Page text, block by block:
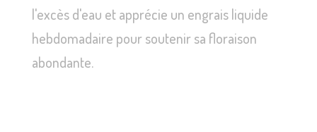
l'excès d'eau et apprécie un engrais liquide
hebdomadaire pour soutenir sa floraison
abondante.